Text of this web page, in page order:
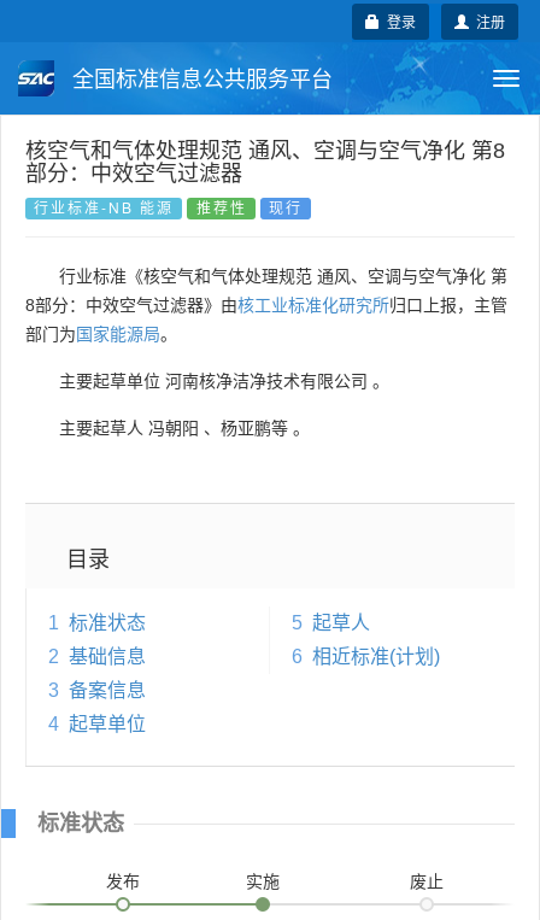
注册
登录
全国标准信息公共服务平台
国家标准 行业标准 地方标准
团体标准 企业标准
国外标准 技术委员会
核空气和气体处理规范 通风、空调与空气净化 第8
部分：中效空气过滤器
行业标准-NB 能源 推荐性 现行
行业标准《核空气和气体处理规范 通风、空调与空气净化 第
8部分：中效空气过滤器》由核工业标准化研究所归口上报，主管
部门为国家能源局。
主要起草单位 河南核净洁净技术有限公司 。
主要起草人 冯朝阳 、 杨亚鹏等 。
目录
1 标准状态
2 基础信息
3 备案信息
4 起草单位
5 起草人
6 相近标准(计划)
标准状态
发布 实施 废止